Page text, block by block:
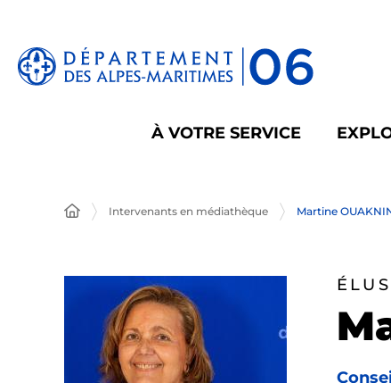
À VOTRE SERVICE
Intervenants en médiathèque Martine
ÉLUS